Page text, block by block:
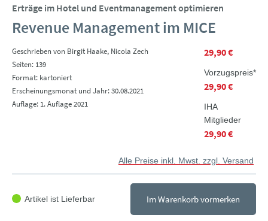
Erträge im Hotel und Eventmanagement optimieren
Revenue Management im MICE
Geschrieben von Birgit Haake, Nicola Zech
Seiten: 139
Format: kartoniert
Erscheinungsmonat und Jahr: 30.08.2021
Auflage: 1. Auflage 2021
29,90 €
Vorzugspreis*
29,90 €
IHA
Mitglieder
29,90 €
Alle Preise inkl. Mwst. zzgl. Versand
Artikel ist Lieferbar Im Warenkorb vormerken